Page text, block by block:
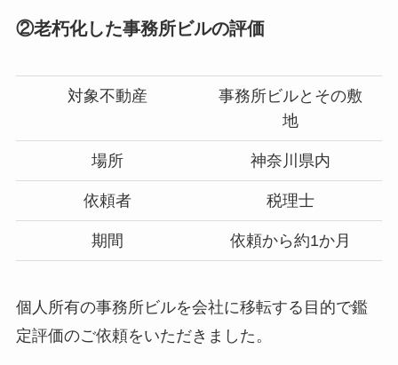
②老朽化した事務所ビルの評価
対象不動産
事務所ビルとその敷
地
場所 神奈川県内
依頼者 税理士
期間 依頼から約1か月
個人所有の事務所ビルを会社に移転する目的で鑑
定評価のご依頼をいただきました。